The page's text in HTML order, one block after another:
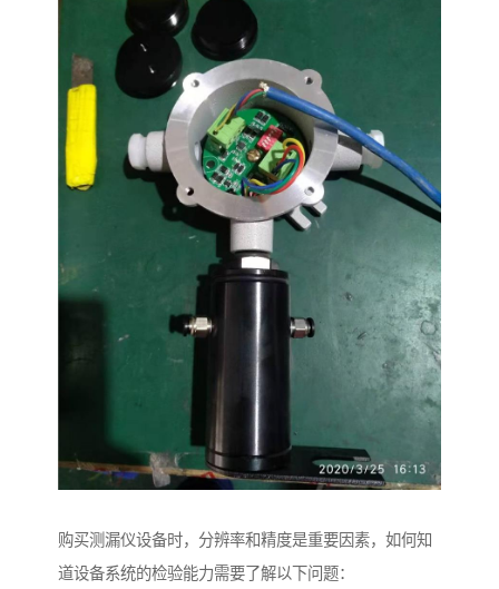
购买测漏仪设备时，分辨率和精度是重要因素，如何知
道设备系统的检验能力需要了解以下问题：